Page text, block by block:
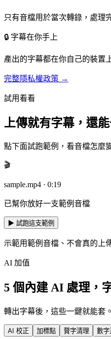
只有音檔用於當次轉錄，處理
🔒 字幕在你手上
產出的字幕都在你自己的裝置
完整隱私權政策 →
試用看看
上傳就有字幕，還
點下面試跑範例，看音檔怎麼
🎬
sample.mp4 · 0:19
已幫你放好一支範例音檔
▶ 試跑這支範例
示範用範例音檔、不會真的上
AI 加值
5 個內建 AI 處理，
轉出字幕後，這些一鍵就能套
AI 校正 加標點 贅字清理 數字